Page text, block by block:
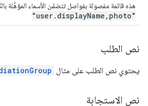
هذه قائمة مفصولة بفواصل تتضمّن الأسماء المؤهَّلة
"user.displayName,photo"
نص الطلب
يحتوي نص الطلب على مثال
نص الاستجابة